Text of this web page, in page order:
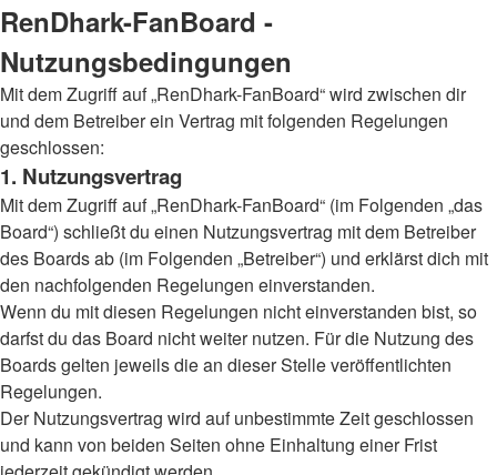
RenDhark-FanBoard -
Nutzungsbedingungen
Mit dem Zugriff auf „RenDhark-FanBoard“ wird zwischen dir
und dem Betreiber ein Vertrag mit folgenden Regelungen
geschlossen:
1. Nutzungsvertrag
Mit dem Zugriff auf „RenDhark-FanBoard“ (im Folgenden „das
Board“) schließt du einen Nutzungsvertrag mit dem Betreiber
des Boards ab (im Folgenden „Betreiber“) und erklärst dich mit
den nachfolgenden Regelungen einverstanden.
Wenn du mit diesen Regelungen nicht einverstanden bist, so
darfst du das Board nicht weiter nutzen. Für die Nutzung des
Boards gelten jeweils die an dieser Stelle veröffentlichten
Regelungen.
Der Nutzungsvertrag wird auf unbestimmte Zeit geschlossen
und kann von beiden Seiten ohne Einhaltung einer Frist